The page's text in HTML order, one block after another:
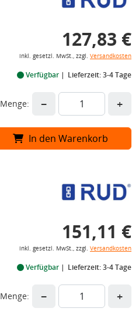
127,83 €
inkl. gesetzl. MwSt., zzgl. Versandkosten
Verfügbar Lieferzeit: 3-4 Tage
Menge: − +
In den Warenkorb
151,11 €
inkl. gesetzl. MwSt., zzgl. Versandkosten
Verfügbar Lieferzeit: 3-4 Tage
Menge: − +